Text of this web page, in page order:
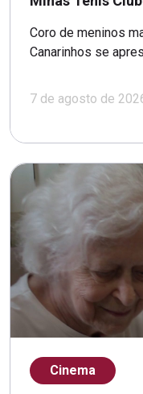
Coro de meninos
Canarinhos se
7 de agosto de
Cinema